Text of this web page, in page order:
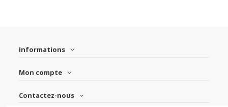
Informations
Mon compte
Contactez-nous